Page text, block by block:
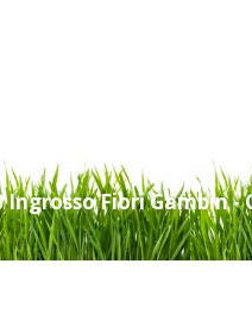
Ingrosso Fiori Gambin